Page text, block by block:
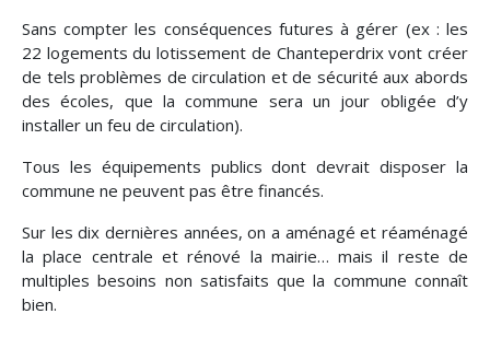
Sans compter les conséquences futures à gérer (ex : les
22 logements du lotissement de Chanteperdrix vont créer
de tels problèmes de circulation et de sécurité aux abords
des écoles, que la commune sera un jour obligée d’y
installer un feu de circulation).
Tous les équipements publics dont devrait disposer la
commune ne peuvent pas être financés.
Sur les dix dernières années, on a aménagé et réaménagé
la place centrale et rénové la mairie… mais il reste de
multiples besoins non satisfaits que la commune connaît
bien.